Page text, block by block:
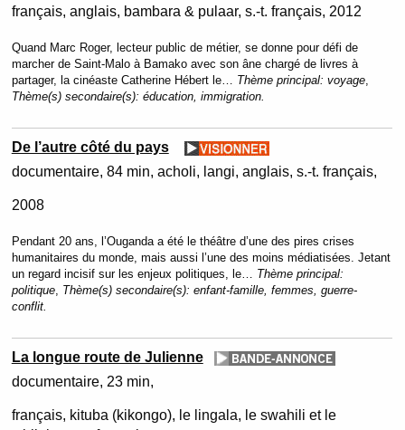
français, anglais, bambara & pulaar, s.-t. français 2012
Quand Marc Roger, lecteur public de métier, se donne pour défi de
marcher de Saint-Malo à Bamako avec son âne chargé de livres à
partager, la cinéaste Catherine Hébert le… Thème principal: voyage,
Thème(s) secondaire(s): éducation, immigration.
De l’autre côté du pays
documentaire 84 min acholi, langi, anglais, s.-t. français
2008
Pendant 20 ans, l’Ouganda a été le théâtre d’une des pires crises
humanitaires du monde, mais aussi l’une des moins médiatisées. Jetant
un regard incisif sur les enjeux politiques, le… Thème principal:
politique, Thème(s) secondaire(s): enfant-famille, femmes, guerre-
conflit.
La longue route de Julienne
documentaire 23 min
français, kituba (kikongo), le lingala, le swahili et le